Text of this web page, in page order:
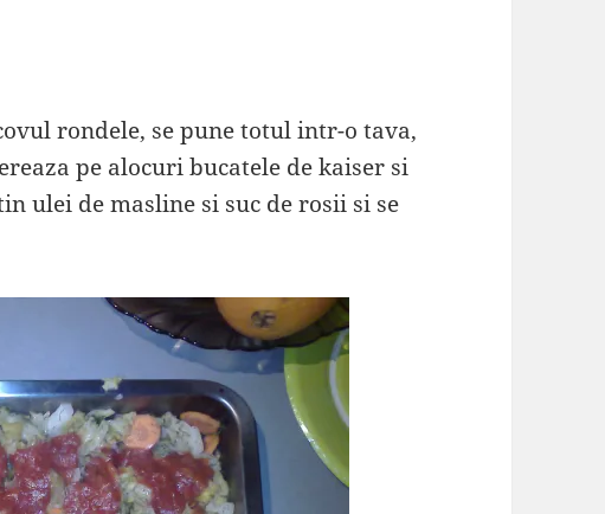
rondele, se pune totul intr-o tava,
pe alocuri bucatele de kaiser si
ulei de masline si suc de rosii si se